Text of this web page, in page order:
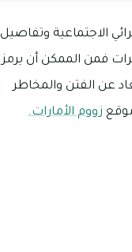
الاجتماعية وتفاصيل
فمن الممكن أن يرمز
عن الفتن والمخاطر
زووم الأمارات.